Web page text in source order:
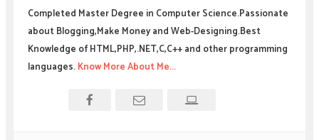
Completed Master Degree in Computer Science.Passionate
about Blogging,Make Money and Web-Designing.Best
Knowledge of HTML,PHP,.NET,C,C++ and other programming
languages.Know More About Me...